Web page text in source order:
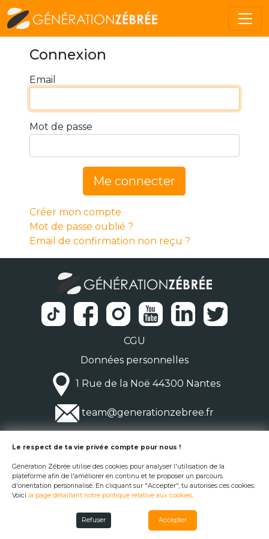
Connexion
Email
Mot de passe
Me connecter
Créer mon compte
Mot de passe oublié ?
Email de confirmation non reçu ?
CGU
Données personnelles
1 Rue de la Noë 44300 Nantes
team@generationzebree.fr
© Génération Zébrée 2026
Le respect de ta vie privée compte pour nous !
Génération Zébrée utilise des cookies pour analyser l'utilisation de la
plateforme afin de l'améliorer en continu et te proposer un parcours
d'orientation personnalisé. En cliquant sur "Accepter", tu autorises ces cookies.
Voici la page détaillant notre politique relative aux cookies.
Refuser Accepter